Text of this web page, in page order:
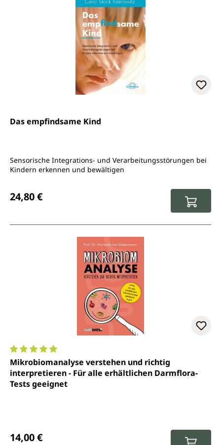
Das empfindsame Kind
Sensorische Integrations- und Verarbeitungsstörungen bei
Kindern erkennen und bewältigen
24,80 €
Durchschnittliche Bewertung von 5 von 5 Sternen
Mikrobiomanalyse verstehen und richtig
interpretieren - Für alle erhältlichen Darmflora-
Tests geeignet
14,00 €